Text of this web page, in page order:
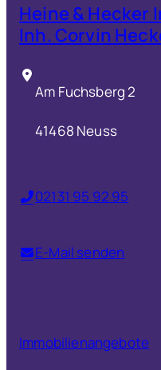
Heine & Hecker
Inh. Corvin
Am Fuchsberg 2
41468 Neuss
02131 95 92 95
E-Mail senden
Immobilienangebote